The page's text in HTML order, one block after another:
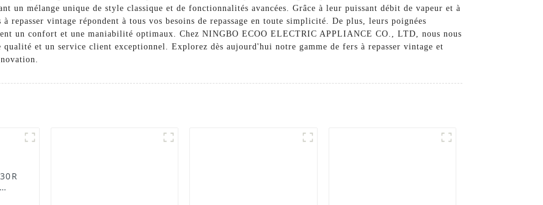
un mélange unique de style classique et de fonctionnalités avancées. Grâce à leur puissant débit de vapeur et à
repasser vintage répondent à tous vos besoins de repassage en toute simplicité. De plus, leurs poignées
un confort et une maniabilité optimaux. Chez NINGBO ECOO ELECTRIC APPLIANCE CO., LTD, nous nous
et un service client exceptionnel. Explorez dès aujourd'hui notre gamme de fers à repasser vintage et